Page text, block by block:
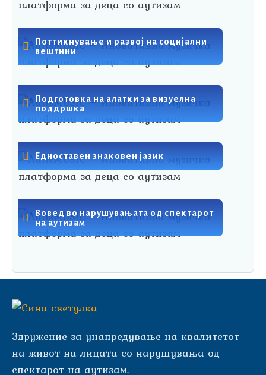
Поттикнување и развој на социјални
вештини
Подготовка на алатки за визуелна
поддршка
Едноставен знаковен јазик
Вовед во нарушувањата од спектарот
на аутизам
Здружение за унапредување на квалитетот
на живот на лицата со нарушувања од
спектарот на аутизам.